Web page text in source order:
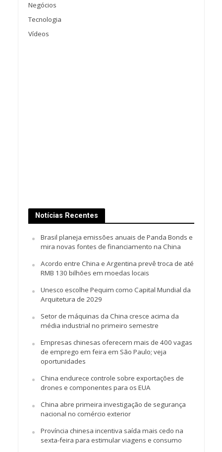
Negócios
Tecnologia
Vídeos
Notícias Recentes
Brasil planeja emissões anuais de Panda Bonds e
mira novas fontes de financiamento na China
Acordo entre China e Argentina prevê troca de até
RMB 130 bilhões em moedas locais
Unesco escolhe Pequim como Capital Mundial da
Arquitetura de 2029
Setor de máquinas da China cresce acima da
média industrial no primeiro semestre
Empresas chinesas oferecem mais de 400 vagas
de emprego em feira em São Paulo; veja
oportunidades
China endurece controle sobre exportações de
drones e componentes para os EUA
China abre primeira investigação de segurança
nacional no comércio exterior
Província chinesa incentiva saída mais cedo na
sexta-feira para estimular viagens e consumo